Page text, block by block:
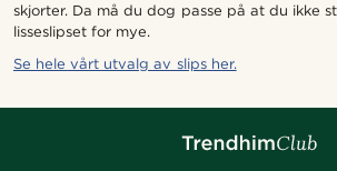
skjorter. Da må du dog passe på at du ikke
lisseslipset for mye.
Se hele vårt utvalg av slips her.